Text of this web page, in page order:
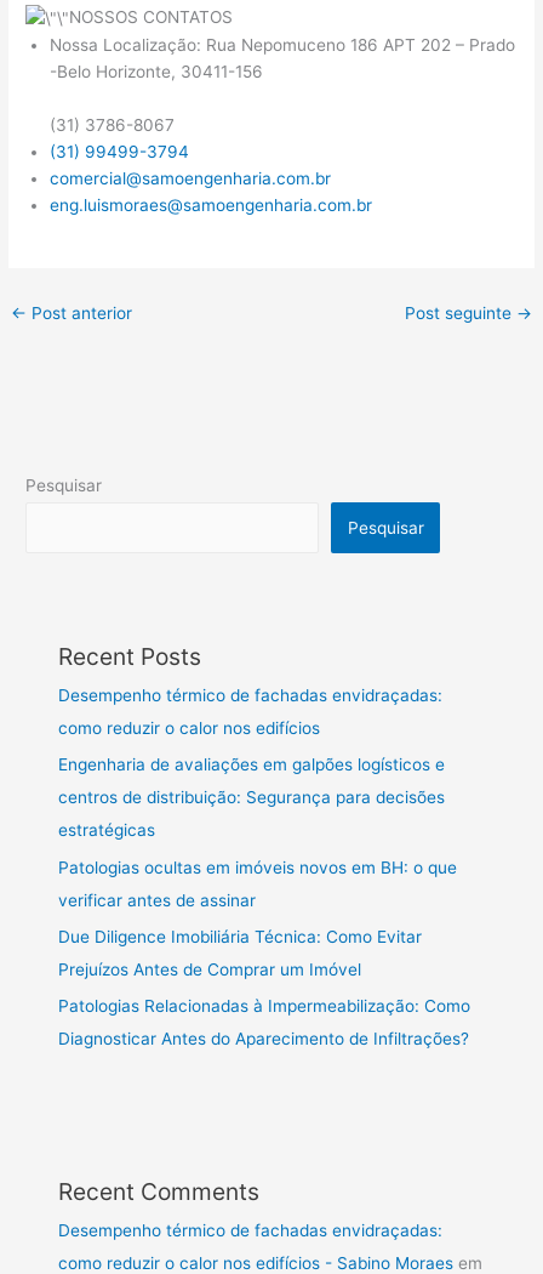
NOSSOS CONTATOS
Nossa Localização: Rua Nepomuceno 186 APT 202 – Prado
-Belo Horizonte, 30411-156
(31) 3786-8067
(31) 99499-3794
comercial@samoengenharia.com.br
eng.luismoraes@samoengenharia.com.br
← Post anterior Post seguinte →
Pesquisar
Pesquisar
Recent Posts
Desempenho térmico de fachadas envidraçadas:
como reduzir o calor nos edifícios
Engenharia de avaliações em galpões logísticos e
centros de distribuição: Segurança para decisões
estratégicas
Patologias ocultas em imóveis novos em BH: o que
verificar antes de assinar
Due Diligence Imobiliária Técnica: Como Evitar
Prejuízos Antes de Comprar um Imóvel
Patologias Relacionadas à Impermeabilização: Como
Diagnosticar Antes do Aparecimento de Infiltrações?
Recent Comments
Desempenho térmico de fachadas envidraçadas:
como reduzir o calor nos edifícios - Sabino Moraes em